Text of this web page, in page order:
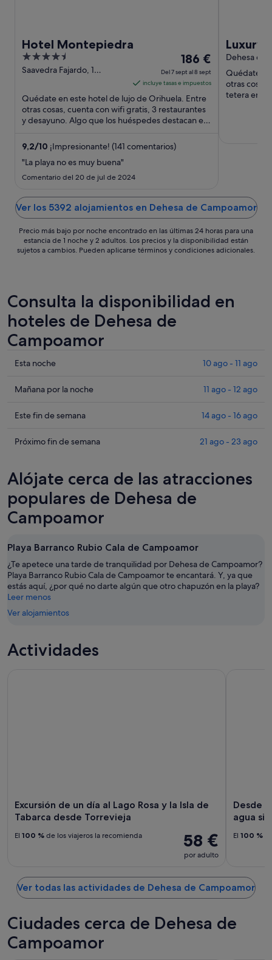
Hotel Montepiedra
4.5
out
5
Saavedra Fajardo, 1
El
precio
es
de
186 €
por
8
sept
186 €
Del 7 sept al 8 sept
incluye tasas e impuestos
Quédate en este hotel de lujo de Orihuela. Entre
otras cosas, cuenta con wifi gratis, 3 restaurantes
y desayuno. Algo que los huéspedes destacan en
9,2/10 ¡Impresionante! (141 comentarios)
"La playa no es muy buena"
Comentario del 20 de jul de 2024
Luxury
View,
Mature
Dehesa de
Quédate
otras
tetera en la
Ver los 5392 alojamientos en Dehesa de Campoamor
Precio más bajo por noche encontrado en las últimas 24 horas para una
estancia de 1 noche y 2 adultos. Los precios y la disponibilidad están
sujetos a cambios. Pueden aplicarse términos y condiciones adicionales.
Consulta la disponibilidad en
hoteles de Dehesa de
Campoamor
Comprueba
precios
Dehesa
Campoamor
noche,
ago
-
ago
Esta noche 10 ago - 11 ago
Comprueba
precios
Dehesa
para
mañana
por
la
11
ago
-
12
ago
Mañana por la noche 11 ago - 12 ago
Comprueba
precios
de
Campoamor
para
este
de
semana,
14
ago
-
ago
Este fin de semana 14 ago - 16 ago
Comprueba
en
Dehesa
de
Campoamor
el
próximo
fin
de
semana,
ago
23
ago
Próximo fin de semana 21 ago - 23 ago
Alójate cerca de las atracciones
populares de Dehesa de
Campoamor
Playa Barranco Rubio Cala de Campoamor
¿Te apetece una tarde de tranquilidad por Dehesa de Campoamor?
Playa Barranco Rubio Cala de Campoamor te encantará. Y, ya que
estás aquí, ¿por qué no darte algún que otro chapuzón en la playa?
Leer menos
Ver alojamientos
Actividades
Excursión de un día al Lago Rosa y la Isla de
Tabarca desde Torrevieja
58 €
por adulto
El 100 % de los viajeros la recomienda
Desde
agua
El 100 %
Ver todas las actividades de Dehesa de Campoamor
Ciudades cerca de Dehesa de
Campoamor